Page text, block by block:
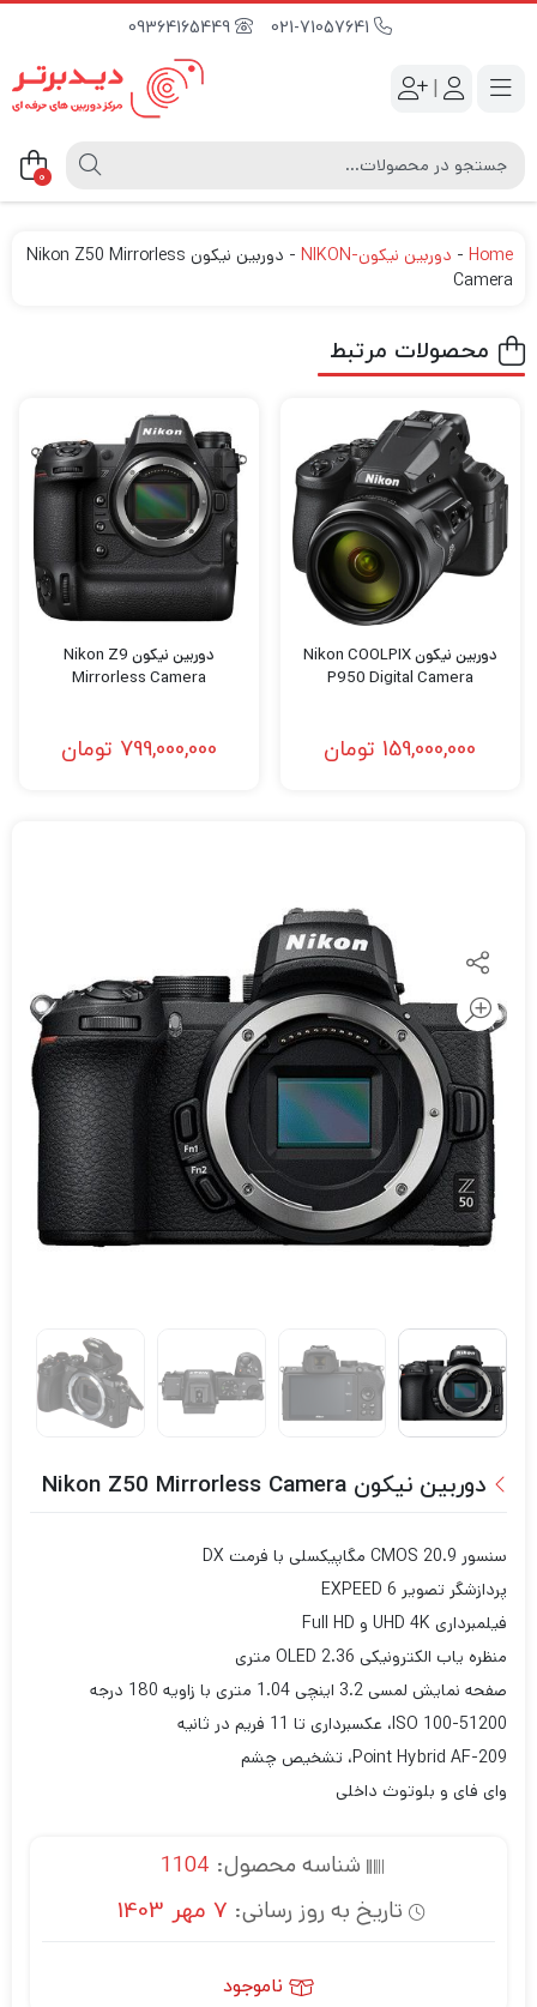
09364165449
|
0
Home
- دوربین نیکون-NIKON -
دوربین نیکون Nikon Z50 Mirrorless
Camera
محصولات مرتبط
دوربین نیکون Nikon COOLPIX
P950 Digital Camera
159,000,000 تومان
دوربین نیکون Nikon Z9
Mirrorless Camera
799,000,000 تومان
دوربین نیکون Nikon Z50 Mirrorless Camera
سنسور CMOS 20.9 مگاپیکسلی با فرمت DX
پردازشگر تصویر EXPEED 6
فیلمبرداری UHD 4K و Full HD
منظره یاب الکترونیکی OLED 2.36 متری
صفحه نمایش لمسی 3.2 اینچی 1.04 متری با زاویه 180 درجه
ISO 100-51200، عکسبرداری تا 11 فریم در ثانیه
209-Point Hybrid AF، تشخیص چشم
وای فای و بلوتوث داخلی
شناسه محصول: 1104
تاریخ به روز رسانی: 7 مهر 1403
ناموجود